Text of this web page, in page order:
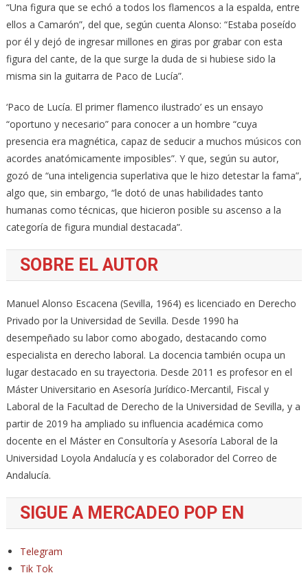
“Una figura que se echó a todos los flamencos a la espalda, entre
ellos a Camarón”, del que, según cuenta Alonso: “Estaba poseído
por él y dejó de ingresar millones en giras por grabar con esta
figura del cante, de la que surge la duda de si hubiese sido la
misma sin la guitarra de Paco de Lucía”.
‘Paco de Lucía. El primer flamenco ilustrado’ es un ensayo
“oportuno y necesario” para conocer a un hombre “cuya
presencia era magnética, capaz de seducir a muchos músicos con
acordes anatómicamente imposibles”. Y que, según su autor,
gozó de “una inteligencia superlativa que le hizo detestar la fama”,
algo que, sin embargo, “le dotó de unas habilidades tanto
humanas como técnicas, que hicieron posible su ascenso a la
categoría de figura mundial destacada”.
SOBRE EL AUTOR
Manuel Alonso Escacena (Sevilla, 1964) es licenciado en Derecho
Privado por la Universidad de Sevilla. Desde 1990 ha
desempeñado su labor como abogado, destacando como
especialista en derecho laboral. La docencia también ocupa un
lugar destacado en su trayectoria. Desde 2011 es profesor en el
Máster Universitario en Asesoría Jurídico-Mercantil, Fiscal y
Laboral de la Facultad de Derecho de la Universidad de Sevilla, y a
partir de 2019 ha ampliado su influencia académica como
docente en el Máster en Consultoría y Asesoría Laboral de la
Universidad Loyola Andalucía y es colaborador del Correo de
Andalucía.
SIGUE A MERCADEO POP EN
Telegram
Tik Tok